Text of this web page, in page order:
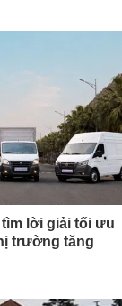
lời giải tối ưu
trường tăng